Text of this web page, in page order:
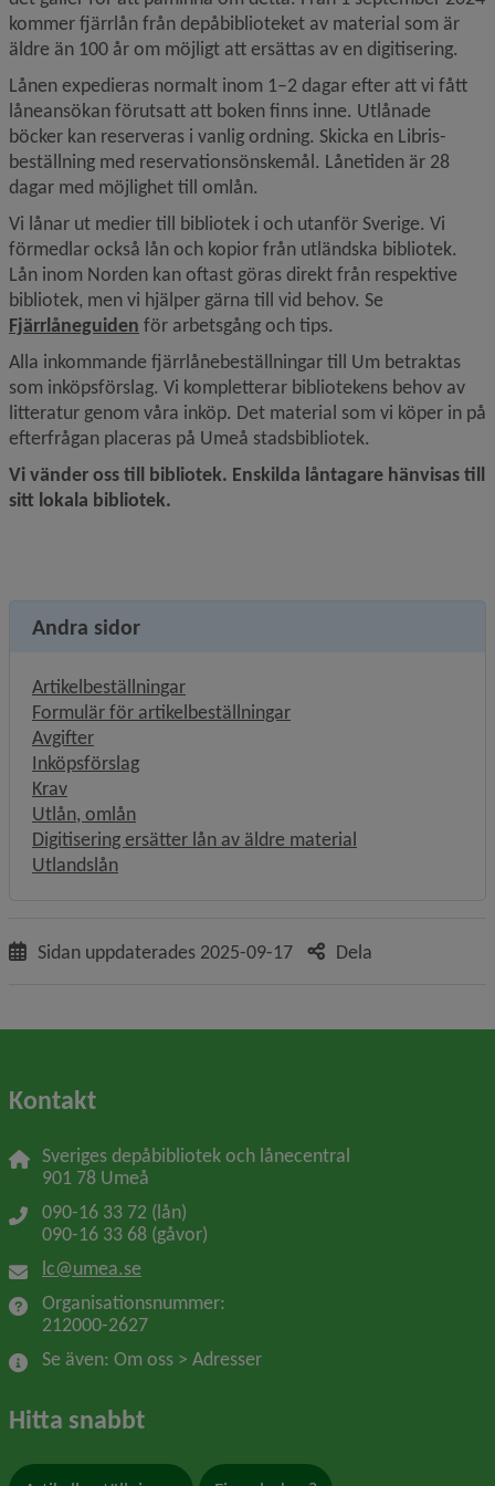
kommer fjärrlån från depåbiblioteket av material som är
äldre än 100 år om möjligt att ersättas av en digitisering.
Lånen expedieras normalt inom 1–2 dagar efter att vi fått
låneansökan förutsatt att boken finns inne. Utlånade
böcker kan reserveras i vanlig ordning. Skicka en Libris-
beställning med reservationsönskemål. Lånetiden är 28
dagar med möjlighet till omlån.
Vi lånar ut medier till bibliotek i och utanför Sverige. Vi
förmedlar också lån och kopior från utländska bibliotek.
Lån inom Norden kan oftast göras direkt från respektive
Fjärrlåneguiden för arbetsgång och tips.
Alla inkommande fjärrlånebeställningar till Um betraktas
som inköpsförslag. Vi kompletterar bibliotekens behov av
litteratur genom våra inköp. Det material som vi köper in på
efterfrågan placeras på Umeå stadsbibliotek.
Vi vänder oss till bibliotek. Enskilda låntagare hänvisas till
sitt lokala bibliotek.
Andra sidor
Artikelbeställningar
Formulär för artikelbeställningar
Avgifter
Inköpsförslag
Krav
Utlån, omlån
Digitisering ersätter lån av äldre material
Utlandslån
Sidan uppdaterades 2025-09-17 Dela
Kontakt
Sveriges depåbibliotek och lånecentral
901 78 Umeå
090-16 33 72 (lån)
090-16 33 68 (gåvor)
lc@umea.se
Organisationsnummer:
212000-2627
Se även: Om oss > Adresser
Hitta snabbt